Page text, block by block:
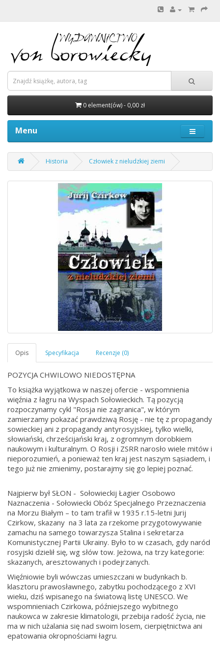
0 element(ów) - 0,00 zł
Menu
Historia Człowiek z nieludzkiej ziemi
POZYCJA CHWILOWO NIEDOSTĘPNA
To książka wyjątkowa w naszej ofercie - wspomnienia
więźnia z łagru na Wyspach Sołowieckich. Tą pozycją
rozpoczynamy cykl "Rosja nie zagranica", w którym
zamierzamy pokazać prawdziwą Rosję - nie tę z propagandy
sowieckiej ani z propagandy antyrosyjskiej, tylko wielki,
słowiański, chrześcijański kraj, z ogromnym dorobkiem
naukowym i kulturalnym. O Rosji i ZSRR narosło wiele mitów i
nieporozumień, a ponieważ ten kraj jest naszym sąsiadem, i
tego już nie zmienimy, postarajmy się go lepiej poznać.
Najpierw był SŁON - Sołowieckij Łagier Osobowo
Naznaczenia - Sołowiecki Obóz Specjalnego Przeznaczenia
na Morzu Białym – to tam trafił w 1935 r.15-letni Jurij
Czirkow, skazany na 3 lata za rzekome przygotowywanie
zamachu na samego towarzysza Stalina i sekretarza
Komunistycznej Partii Ukrainy. Było to w czasach, gdy naród
rosyjski dzielił się, wg słów tow. Jeżowa, na trzy kategorie:
skazanych, aresztowanych i podejrzanych.
Więźniowie byli wówczas umieszczani w budynkach b.
klasztoru prawosławnego, zabytku pochodzącego z XVI
wieku, dziś wpisanego na światową listę UNESCO. We
wspomnieniach Czirkowa, późniejszego wybitnego
naukowca w zakresie klimatologii, przebija radość życia, nie
ma w nich użalania się nad swoim losem, cierpiętnictwa ani
epatowania okropnościami łagru.